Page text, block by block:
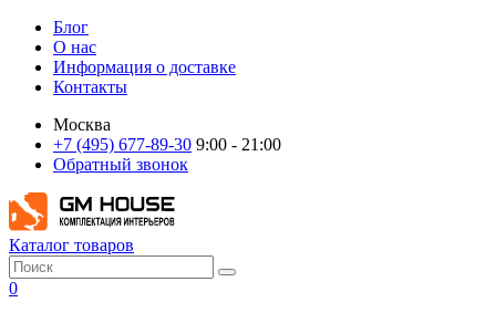
Блог
О нас
Информация о доставке
Контакты
Москва
+7 (495) 677-89-30 9:00 - 21:00
Обратный звонок
Каталог товаров
0